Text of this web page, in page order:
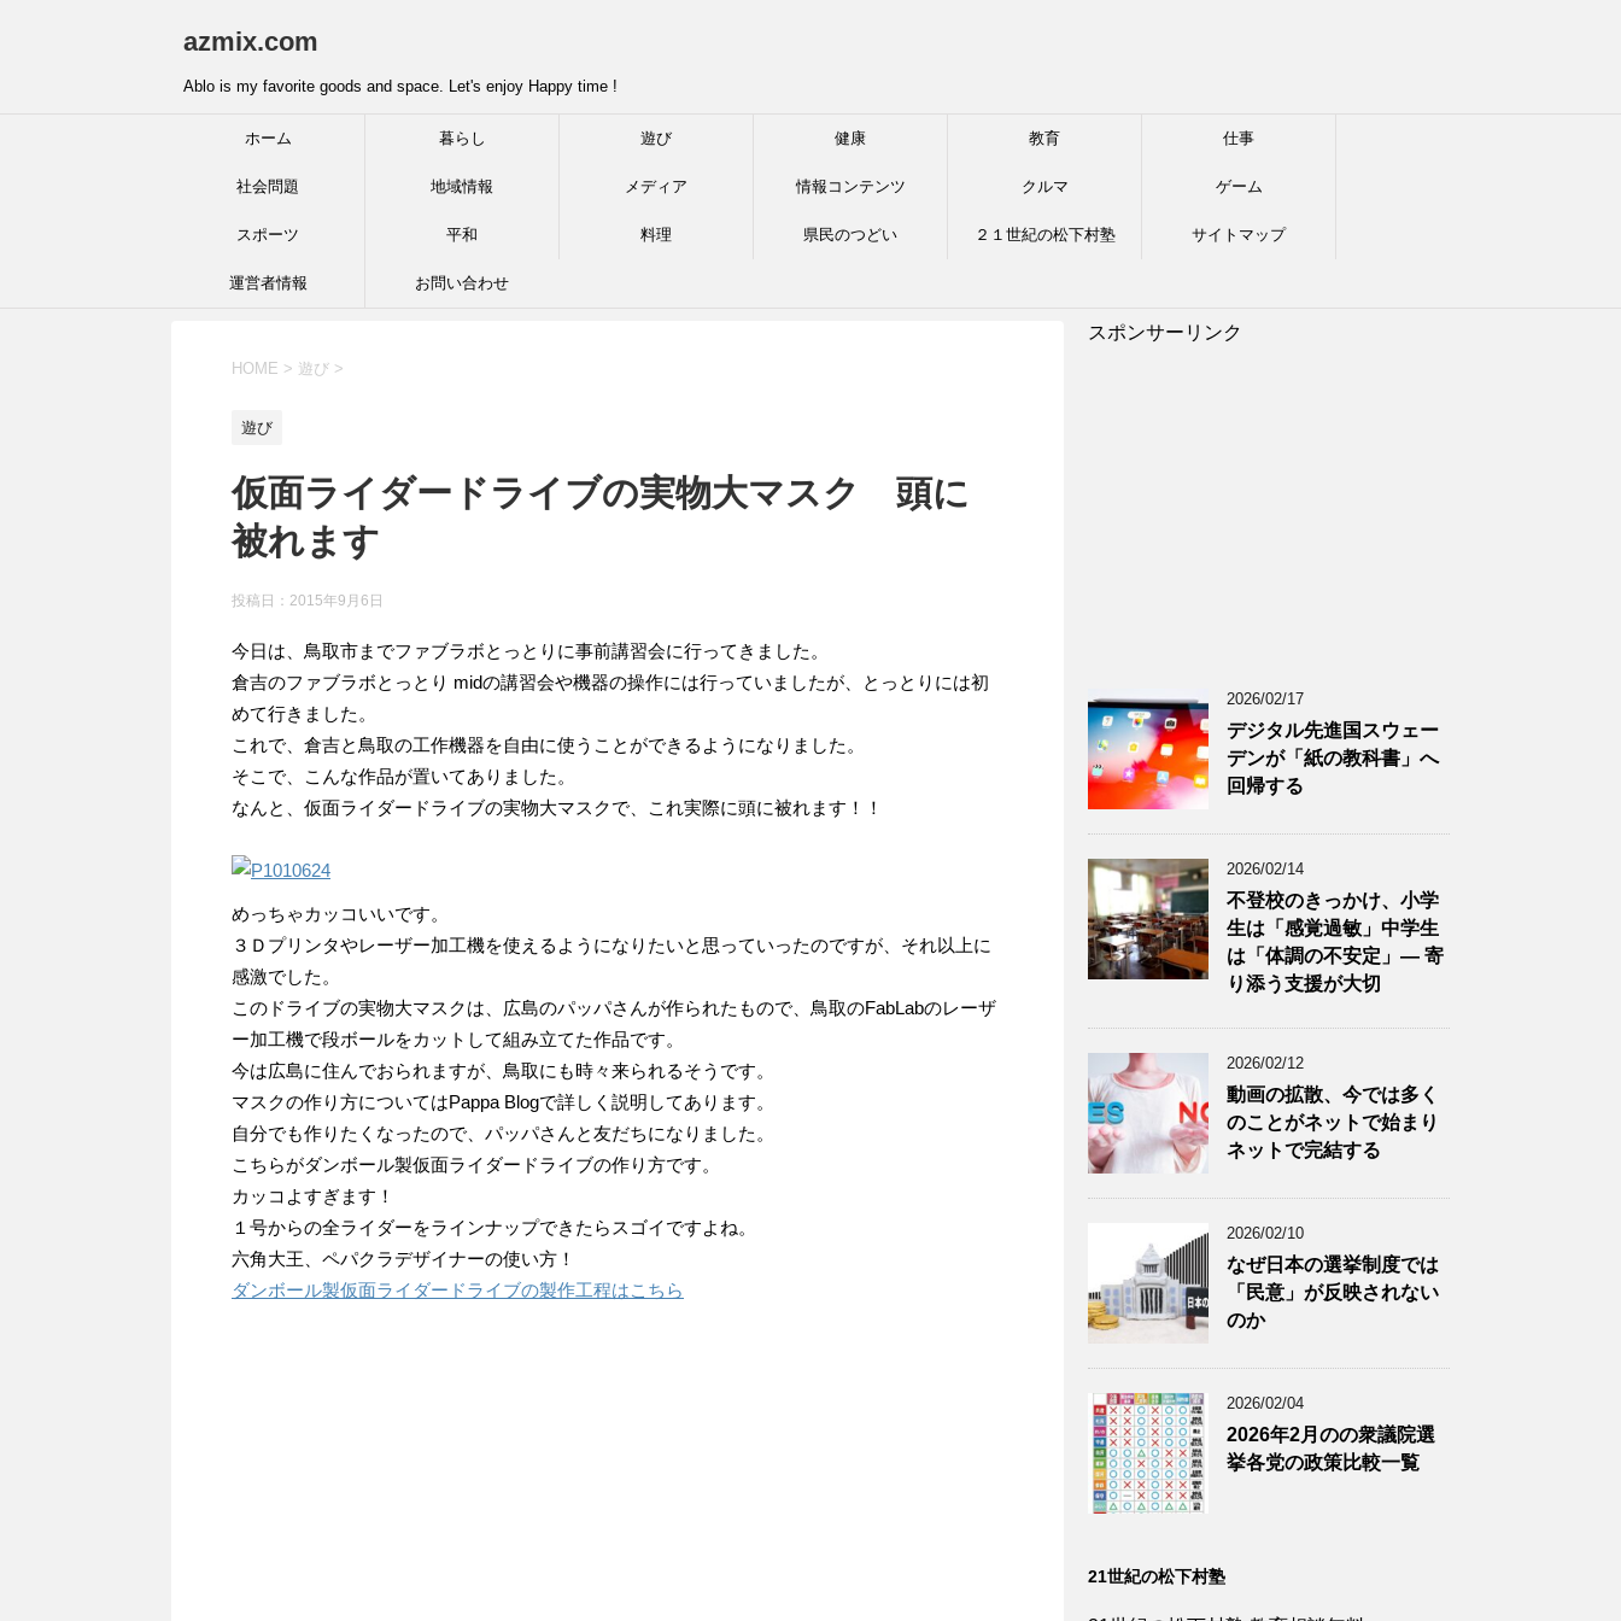
azmix.com
Ablo is my favorite goods and space. Let's enjoy Happy time !
ホーム 暮らし 遊び 健康 教育 仕事
社会問題 地域情報 メディア 情報コンテンツ クルマ ゲーム
スポーツ 平和 料理 県民のつどい ２１世紀の松下村塾 サイトマップ
運営者情報 お問い合わせ
HOME > 遊び >
遊び
仮面ライダードライブの実物大マスク 頭に
被れます
投稿日： 2015年9月6日
今日は、鳥取市までファブラボとっとりに事前講習会に行ってきました。
倉吉のファブラボとっとり midの講習会や機器の操作には行っていましたが、とっとりには初
めて行きました。
これで、倉吉と鳥取の工作機器を自由に使うことができるようになりました。
そこで、こんな作品が置いてありました。
なんと、仮面ライダードライブの実物大マスクで、これ実際に頭に被れます！！
めっちゃカッコいいです。
３Ｄプリンタやレーザー加工機を使えるようになりたいと思っていったのですが、それ以上に
感激でした。
このドライブの実物大マスクは、広島のパッパさんが作られたもので、鳥取のFabLabのレーザ
ー加工機で段ボールをカットして組み立てた作品です。
今は広島に住んでおられますが、鳥取にも時々来られるそうです。
マスクの作り方についてはPappa Blogで詳しく説明してあります。
自分でも作りたくなったので、パッパさんと友だちになりました。
こちらがダンボール製仮面ライダードライブの作り方です。
カッコよすぎます！
１号からの全ライダーをラインナップできたらスゴイですよね。
六角大王、ペパクラデザイナーの使い方！
ダンボール製仮面ライダードライブの製作工程はこちら
スポンサーリンク
2026/02/17
デジタル先進国スウェー
デンが「紙の教科書」へ
回帰する
2026/02/14
不登校のきっかけ、小学
生は「感覚過敏」中学生
は「体調の不安定」― 寄
り添う支援が大切
2026/02/12
動画の拡散、今では多く
のことがネットで始まり
ネットで完結する
2026/02/10
なぜ日本の選挙制度では
「民意」が反映されない
のか
2026/02/04
2026年2月のの衆議院選
挙各党の政策比較一覧
21世紀の松下村塾